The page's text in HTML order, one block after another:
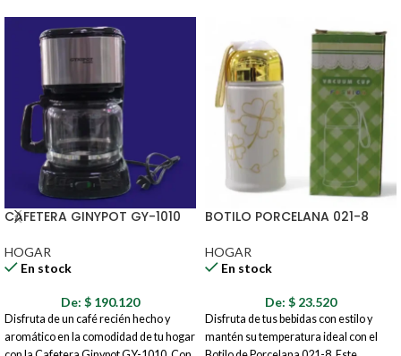
CAFETERA GINYPOT GY-1010
HOGAR
En stock
De: $ 190.120
Disfruta de un café recién hecho y
aromático en la comodidad de tu hogar
BOTILO PORCELANA 021-8
HOGAR
En stock
De: $ 23.520
Disfruta de tus bebidas con estilo y
mantén su temperatura ideal con el